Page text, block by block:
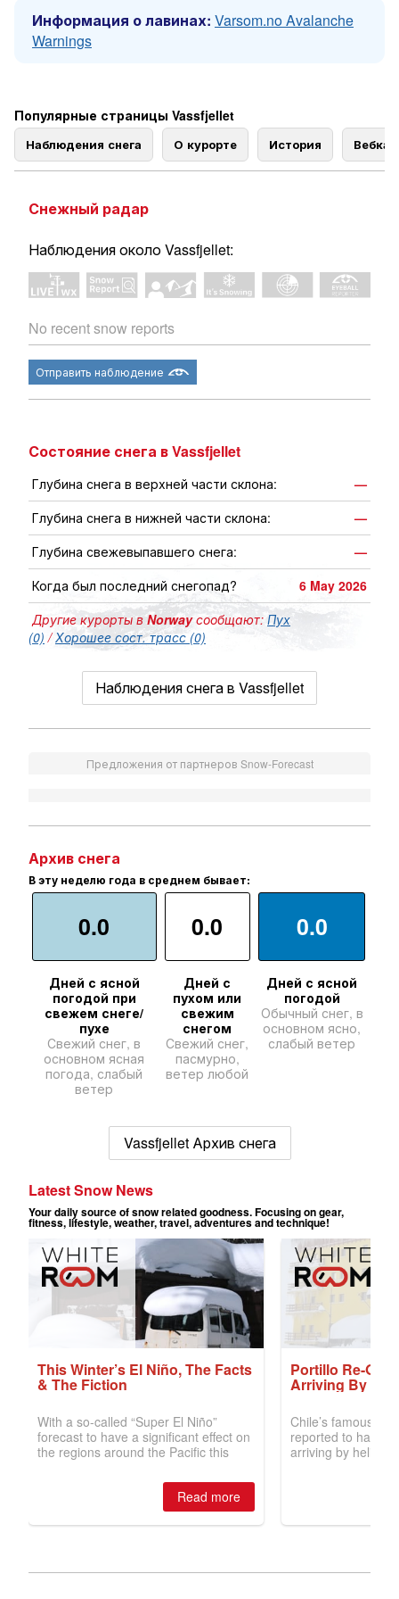
Информация о лавинах: Varsom.no Avalanche
Warnings
Популярные страницы Vassfjellet
Наблюдения снега О курорте История
Снежный радар
Наблюдения около Vassfjellet:
No recent snow reports
Отправить наблюдение
Состояние снега в Vassfjellet
Глубина снега в верхней части склона:
—
Глубина снега в нижней части склона:
—
Глубина свежевыпавшего снега:
—
Когда был последний снегопад?
6 May 2026
Другие курорты вNorwayсообщают: Пух
(0) /Хорошее сост. трасс (0)
Наблюдения снега в Vassfjellet
Предложения от партнеров Snow-Forecast
Архив снега
В эту неделю года в среднем бывает:
0.0
Дней с ясной
погодой при
свежем снеге/
пухе
Свежий снег, в
основном ясная
погода, слабый
ветер
0.0
Дней с
пухом или
свежим
снегом
Свежий снег,
пасмурно,
ветер любой
0.0
Дней с ясной
погодой
Обычный снег, в
основном ясно,
слабый ветер
Vassfjellet Архив снега